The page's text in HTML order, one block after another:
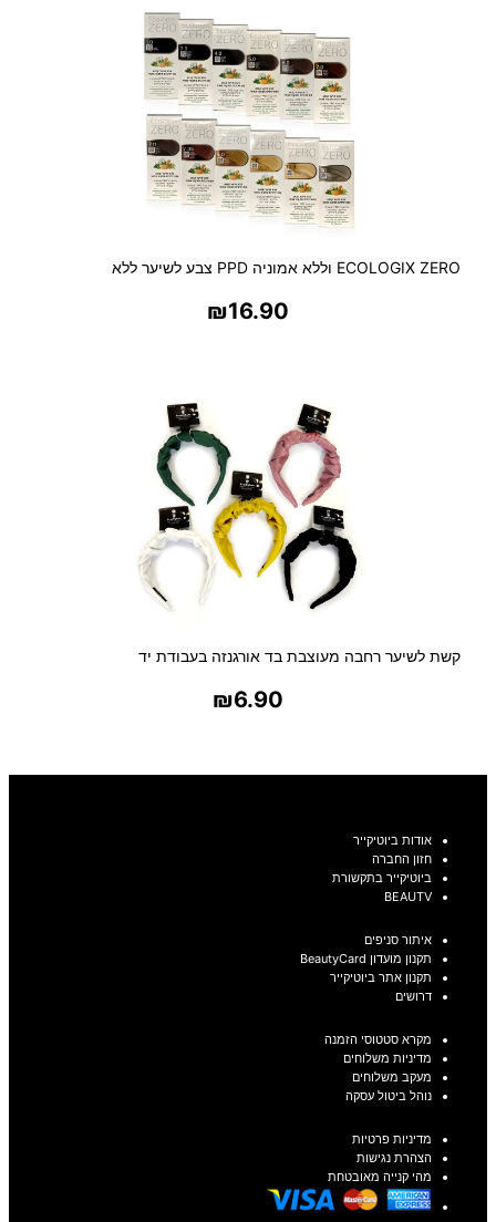
ECOLOGIX ZERO וללא אמוניה PPD צבע לשיער ללא
₪16.90
קשת לשיער רחבה מעוצבת בד אורגנזה בעבודת יד
₪6.90
אודות ביוטיקייר
חזון החברה
ביוטיקייר בתקשורת
BEAUTV
איתור סניפים
תקנון מועדון BeautyCard
תקנון אתר ביוטיקייר
דרושים
מקרא סטטוסי הזמנה
מדיניות משלוחים
מעקב משלוחים
נוהל ביטול עסקה
מדיניות פרטיות
הצהרת נגישות
מהי קנייה מאובטחת